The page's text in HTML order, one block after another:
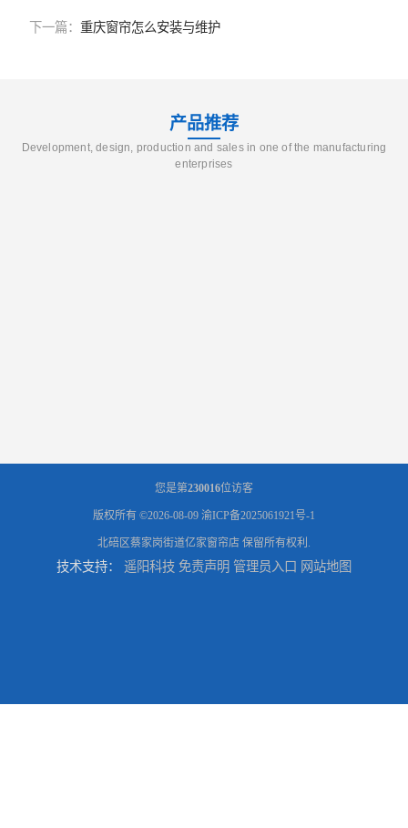
下一篇： 重庆窗帘怎么安装与维护
产品推荐
Development, design, production and sales in one of the manufacturing
enterprises
您是第230016位访客
版权所有 ©2026-08-09 渝ICP备2025061921号-1
北碚区蔡家岗街道亿家窗帘店 保留所有权利.
技术支持： 遥阳科技 免责声明 管理员入口 网站地图